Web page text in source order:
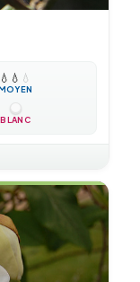
💧 💧 💧
BLANC